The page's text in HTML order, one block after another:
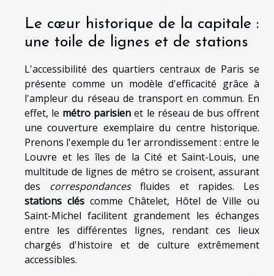
Le cœur historique de la capitale :
une toile de lignes et de stations
L'accessibilité des quartiers centraux de Paris se
présente comme un modèle d'efficacité grâce à
l'ampleur du réseau de transport en commun. En
effet, le métro parisien et le réseau de bus offrent
une couverture exemplaire du centre historique.
Prenons l'exemple du 1er arrondissement : entre le
Louvre et les îles de la Cité et Saint-Louis, une
multitude de lignes de métro se croisent, assurant
des correspondancesfluides et rapides. Les
stations clés comme Châtelet, Hôtel de Ville ou
Saint-Michel facilitent grandement les échanges
entre les différentes lignes, rendant ces lieux
chargés d'histoire et de culture extrêmement
accessibles.